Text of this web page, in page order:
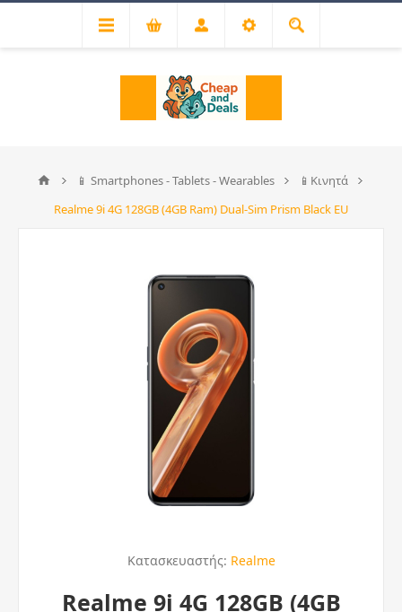
📱 Smartphones - Tablets - Wearables
📱Κινητά
Realme 9i 4G 128GB (4GB Ram) Dual-Sim Prism Black EU
Κατασκευαστής: Realme
Realme 9i 4G 128GB (4GB